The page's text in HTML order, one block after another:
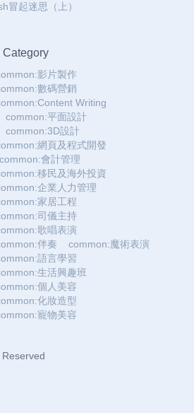
冒起迷思（上）
Category
影片製作
數碼營銷
Writing
common:平面設計
common:3D設計
網頁及程式開發
common:會計管理
移民及海外投資
企業人力管理
家居工程
司儀主持
歌唱表演
伴奏
common:魔術表演
語言學習
生活興趣班
個人美容
化妝造型
寵物美容